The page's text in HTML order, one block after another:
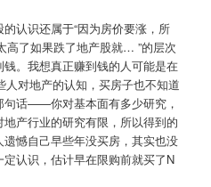
认识还属于“因为房价要涨，所
高了如果跌了地产股就… ”的层次
钱。我想真正赚到钱的人可能是在
对地产的认知，买房子也不知道
句话——你对基本面有多少研究，
产行业的研究有限，所以得到的
憾自己早些年没买房，其实也没
认识，估计早在限购前就买了N